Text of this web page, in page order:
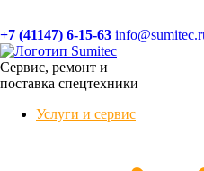
+7 (41147) 6-15-63
Сервис, ремонт и
поставка спецтехники
Услуги и сервис